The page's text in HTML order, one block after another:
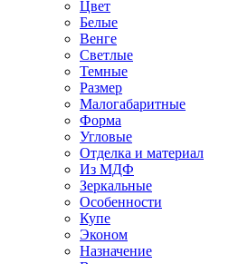
Цвет
Белые
Венге
Светлые
Темные
Размер
Малогабаритные
Форма
Угловые
Отделка и материал
Из МДФ
Зеркальные
Особенности
Купе
Эконом
Назначение